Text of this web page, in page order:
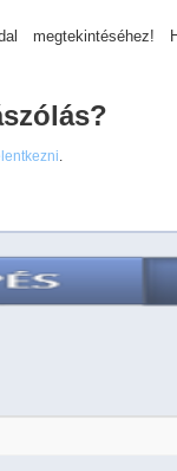
megtekintéséhez!
.